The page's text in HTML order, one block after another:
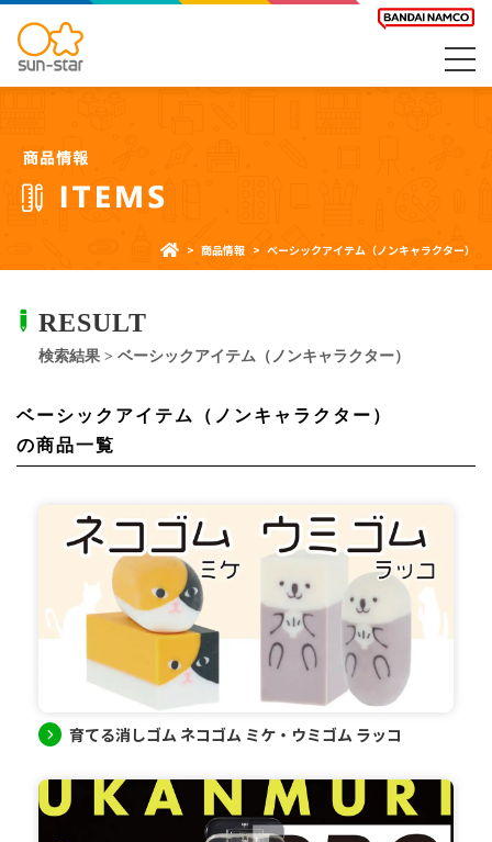
商品情報 ベーシックアイテム（ノンキャラクター）
RESULT
検索結果 > ベーシックアイテム（ノンキャラクター）
ベーシックアイテム（ノンキャラクター）
の商品一覧
育てる消しゴム ネコゴム ミケ・ウミゴム ラッコ